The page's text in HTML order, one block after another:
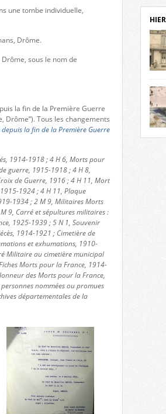
une tombe individuelle,
Drôme.
sous le nom de
la fin de la Première Guerre
Drôme”). Tous les changements
la fin de la Première Guerre
1914-1918 ; 4 H 6, Morts pour
guerre, 1915-1918 ; 4 H 8,
de Guerre, 1916 ; 4 H 11, Mort
1924 ; 4 H 11, Plaque
1934 ; 2 M 9, Militaires Morts
9, Carré et sépultures militaires :
1925-1939 ; 5 N 1, Souvenir
1914-1921 ; Cimetière de
et exhumations, 1910-
Militaire au cimetière municipal
Morts pour la France, 1914-
des Morts pour la France,
nommées ou promues
départementales de la
de